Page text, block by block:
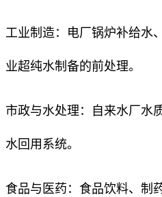
工业制造：电厂锅炉补给水
业超纯水制备的前处理。
市政与水处理：自来水厂水
水回用系统。
食品与医药：食品饮料、制